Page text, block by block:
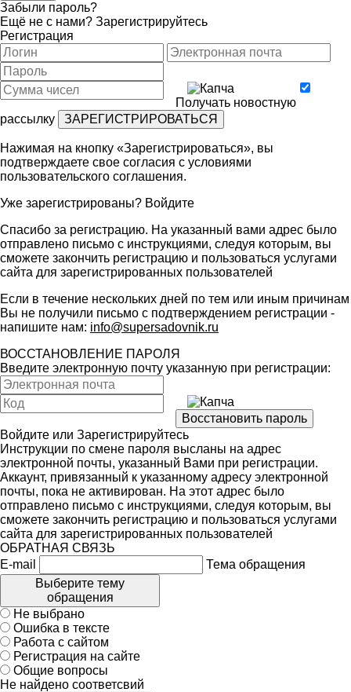
Забыли пароль?
Ещё не с нами? Зарегистрируйтесь
Регистрация
Получать новостную
рассылку
Нажимая на кнопку «Зарегистрироваться», вы
подтверждаете свое согласия с условиями
пользовательского соглашения.
Уже зарегистрированы? Войдите
Спасибо за регистрацию. На указанный вами адрес было
отправлено письмо с инструкциями, следуя которым, вы
сможете закончить регистрацию и пользоваться услугами
сайта для зарегистрированных пользователей
Если в течение нескольких дней по тем или иным причинам
Вы не получили письмо с подтверждением регистрации -
напишите нам: info@supersadovnik.ru
ВОССТАНОВЛЕНИЕ ПАРОЛЯ
Введите электронную почту указанную при регистрации:
Войдите или Зарегистрируйтесь
Инструкции по смене пароля высланы на адрес
электронной почты, указанный Вами при регистрации.
Аккаунт, привязанный к указанному адресу электронной
почты, пока не активирован. На этот адрес было
отправлено письмо с инструкциями, следуя которым, вы
сможете закончить регистрацию и пользоваться услугами
сайта для зарегистрированных пользователей
ОБРАТНАЯ СВЯЗЬ
E-mail
Тема обращения
Выберите тему
обращения
Не выбрано
Ошибка в тексте
Работа с сайтом
Регистрация на сайте
Общие вопросы
Не найдено соответсвий